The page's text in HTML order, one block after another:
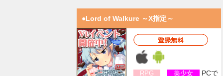
●Lord of Walkure ～X指定～
RPG 美少女
PCで